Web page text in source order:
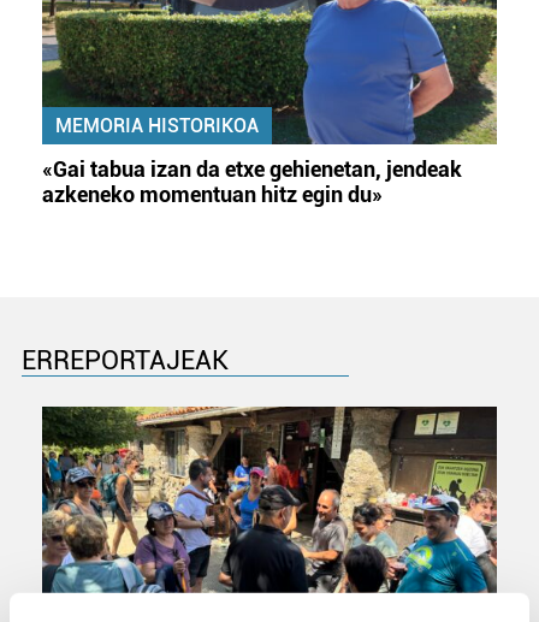
MEMORIA HISTORIKOA
«Gai tabua izan da etxe gehienetan, jendeak
azkeneko momentuan hitz egin du»
ERREPORTAJEAK